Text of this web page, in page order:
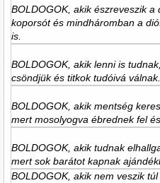
BOLDOGOK, akik észreveszik
koporsót és mindháromban a
is.
BOLDOGOK, akik lenni is
csöndjük és titkok tudóivá
BOLDOGOK, akik mentség
mert mosolyogva ébrednek fel
BOLDOGOK, akik tudnak
mert sok barátot kapnak
BOLDOGOK, akik nem veszik